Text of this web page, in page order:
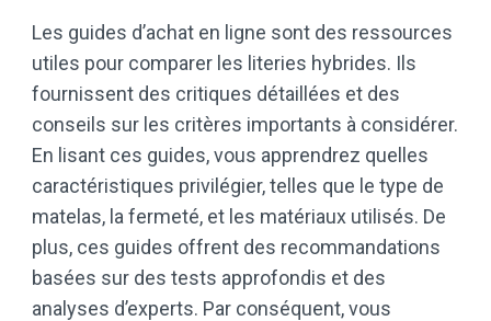
Les guides d’achat en ligne sont des ressources
utiles pour comparer les literies hybrides. Ils
fournissent des critiques détaillées et des
conseils sur les critères importants à considérer.
En lisant ces guides, vous apprendrez quelles
caractéristiques privilégier, telles que le type de
matelas, la fermeté, et les matériaux utilisés. De
plus, ces guides offrent des recommandations
basées sur des tests approfondis et des
analyses d’experts. Par conséquent, vous